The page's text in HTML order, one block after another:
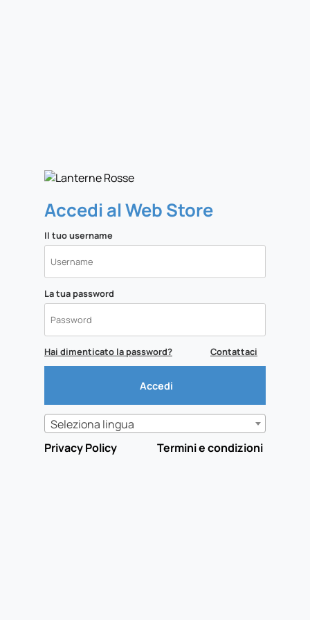
Accedi al Web Store
Il tuo username
La tua password
Hai dimenticato la password? Contattaci
Seleziona lingua
Privacy Policy
Termini e condizioni